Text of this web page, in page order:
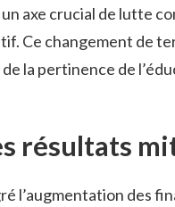
axe crucial de lutte
Ce changement de
la pertinence de
résultats
l’augmentation des